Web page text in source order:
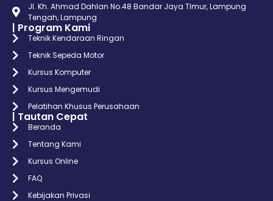
Jl. Kh. Ahmad Dahlan No.48 Bandar Jaya TImur, Lampung
Tengah, Lampung
| Program Kami
Teknik Kendaraan Ringan
Teknik Sepeda Motor
Kursus Komputer
Kursus Mengemudi
Pelatihan Khusus Perusahaan
| Tautan Cepat
Beranda
Tentang Kami
Kursus Online
FAQ
Kebijakan Privasi